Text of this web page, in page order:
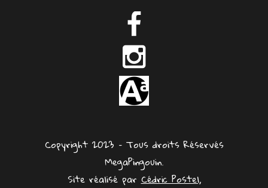
Copyright 2023 – Tous droits Réservés
MegaPingouin.
Site réalisé parCédric Postel,